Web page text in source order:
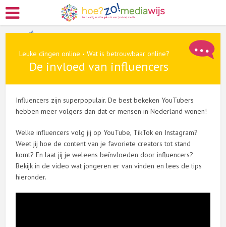
Leuke dingen online • Wat is betrouwbaar online?
De invloed van influencers
Influencers zijn superpopulair. De best bekeken YouTubers
hebben meer volgers dan dat er mensen in Nederland wonen!
Welke influencers volg jij op YouTube, TikTok en Instagram?
Weet jij hoe de content van je favoriete creators tot stand
komt? En laat jij je weleens beïnvloeden door influencers?
Bekijk in de video wat jongeren er van vinden en lees de tips
hieronder.